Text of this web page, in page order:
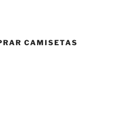
CAMISETAS